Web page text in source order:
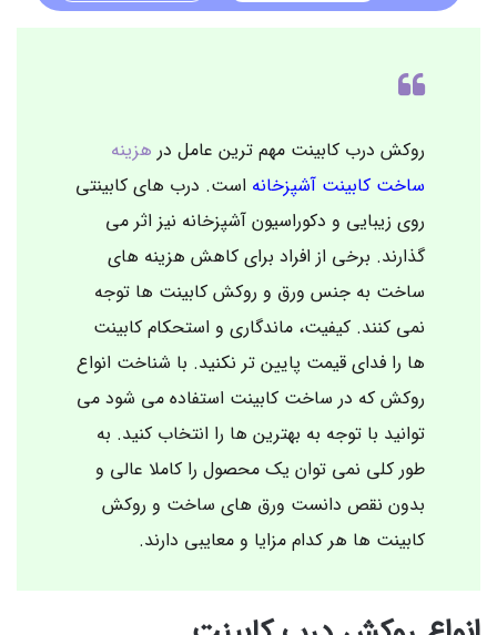
روکش درب کابینت مهم ترین عامل در هزینه
ساخت کابینت آشپزخانه است. درب های کابینتی
روی زیبایی و دکوراسیون آشپزخانه نیز اثر می
گذارند. برخی از افراد برای کاهش هزینه های
ساخت به جنس ورق و روکش کابینت ها توجه
نمی کنند. کیفیت، ماندگاری و استحکام کابینت
ها را فدای قیمت پایین تر نکنید. با شناخت انواع
روکش که در ساخت کابینت استفاده می شود می
توانید با توجه به بهترین ها را انتخاب کنید. به
طور کلی نمی توان یک محصول را کاملا عالی و
بدون نقص دانست ورق های ساخت و روکش
کابینت ها هر کدام مزایا و معایبی دارند.